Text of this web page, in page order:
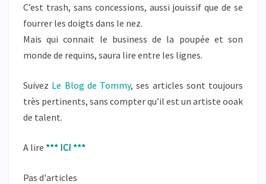
C’est trash, sans concessions, aussi jouissif que de se
fourrer les doigts dans le nez.
Mais qui connait le business de la poupée et son
monde de requins, saura lire entre les lignes.
Suivez Le Blog de Tommy, ses articles sont toujours
très pertinents, sans compter qu’il est un artiste ooak
de talent.
A lire *** ICI ***
Pas d'articles